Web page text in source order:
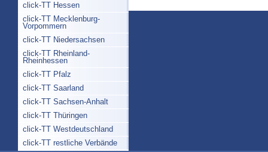
click-TT Hessen
click-TT Mecklenburg-
Vorpommern
click-TT Niedersachsen
click-TT Rheinland-
Rheinhessen
click-TT Pfalz
click-TT Saarland
click-TT Sachsen-Anhalt
click-TT Thüringen
click-TT Westdeutschland
click-TT restliche Verbände